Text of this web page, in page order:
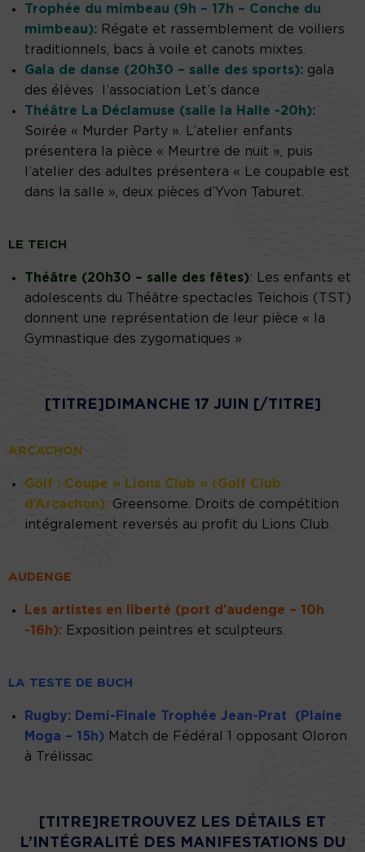
Trophée du mimbeau (9h – 17h – Conche du
mimbeau): Régate et rassemblement de voiliers
traditionnels, bacs à voile et canots mixtes.
Gala de danse (20h30 – salle des sports): gala
des élèves l’association Let’s dance
Théâtre La Déclamuse (salle la Halle -20h):
Soirée « Murder Party ». L’atelier enfants
présentera la pièce « Meurtre de nuit », puis
l’atelier des adultes présentera « Le coupable est
dans la salle », deux pièces d’Yvon Taburet.
LE TEICH
Théâtre (20h30 – salle des fêtes): Les enfants et
adolescents du Théâtre spectacles Teichois (TST)
donnent une représentation de leur pièce « la
Gymnastique des zygomatiques »
[TITRE]DIMANCHE 17 JUIN [/TITRE]
ARCACHON
Golf : Coupe « Lions Club » (Golf Club
d’Arcachon): Greensome. Droits de compétition
intégralement reversés au profit du Lions Club.
AUDENGE
Les artistes en liberté (port d’audenge – 10h
-16h): Exposition peintres et sculpteurs.
LA TESTE DE BUCH
Rugby: Demi-Finale Trophée Jean-Prat (Plaine
Moga – 15h) Match de Fédéral 1 opposant Oloron
à Trélissac
[TITRE]RETROUVEZ LES DÉTAILS ET
L’INTÉGRALITÉ DES MANIFESTATIONS DU